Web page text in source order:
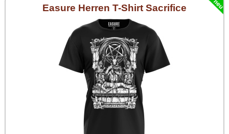
Easure Herren T-Shirt Sacrifice